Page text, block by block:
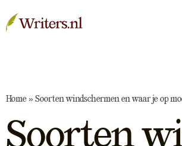
Home » Soorten windschermen en waar je op
Soorten